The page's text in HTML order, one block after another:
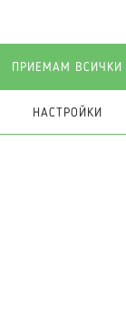
Всички
ПРИЕМАМ ВСИЧКИ
НАСТРОЙКИ